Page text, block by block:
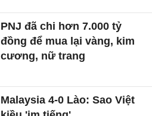
PNJ đã chi hơn 7.000 tỷ
đồng để mua lại vàng, kim
cương, nữ trang
Malaysia 4-0 Lào: Sao Việt